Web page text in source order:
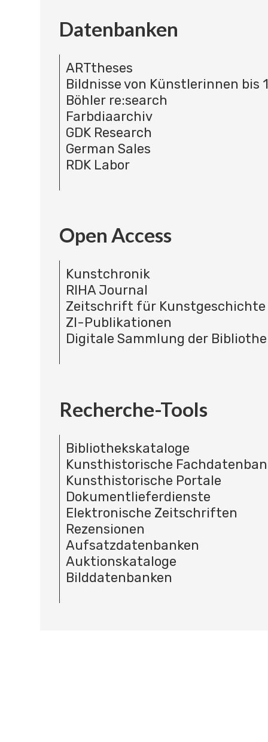
Datenbanken
ARTtheses
Bildnisse von Künstlerinnen bis
Böhler re:search
Farbdiaarchiv
GDK Research
German Sales
RDK Labor
Open Access
Kunstchronik
RIHA Journal
Zeitschrift für Kunstgeschichte
ZI-Publikationen
Digitale Sammlung der
Recherche-Tools
Bibliothekskataloge
Kunsthistorische
Kunsthistorische Portale
Dokumentlieferdienste
Elektronische Zeitschriften
Rezensionen
Aufsatzdatenbanken
Auktionskataloge
Bilddatenbanken